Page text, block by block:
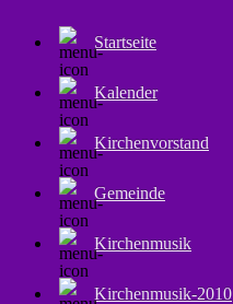
Startseite
Kalender
Kirchenvorstand
Gemeinde
Kirchenmusik
Kirchenmusik-2010